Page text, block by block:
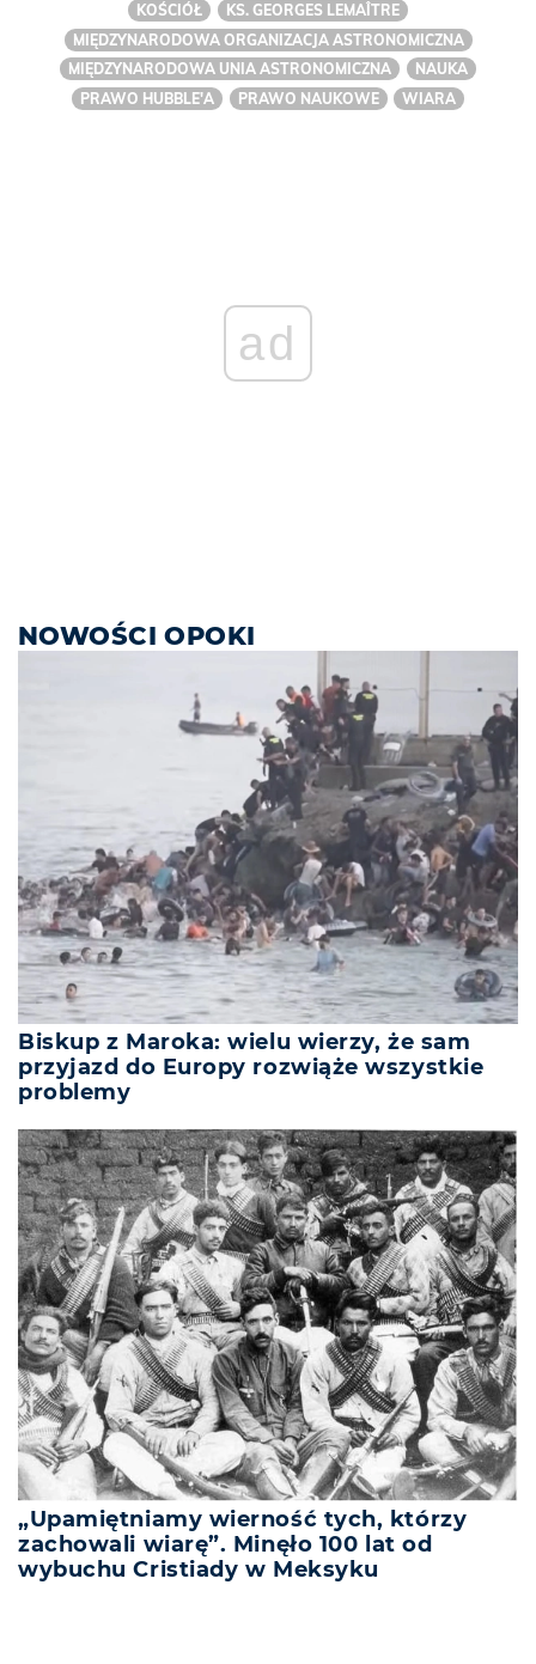
KOŚCIÓŁ
KS. GEORGES LEMAÎTRE
MIĘDZYNARODOWA ORGANIZACJA ASTRONOMICZNA
MIĘDZYNARODOWA UNIA ASTRONOMICZNA
NAUKA
PRAWO HUBBLE'A
PRAWO NAUKOWE WIARA
ad
NOWOŚCI OPOKI
Biskup z Maroka: wielu wierzy, że sam
przyjazd do Europy rozwiąże wszystkie
problemy
„Upamiętniamy wierność tych, którzy
zachowali wiarę”. Minęło 100 lat od
wybuchu Cristiady w Meksyku